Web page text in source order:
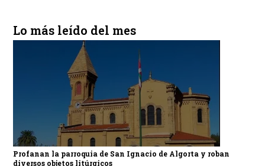
Lo más leído del mes
Profanan la parroquia de San Ignacio de Algorta y roban
diversos objetos litúrgicos